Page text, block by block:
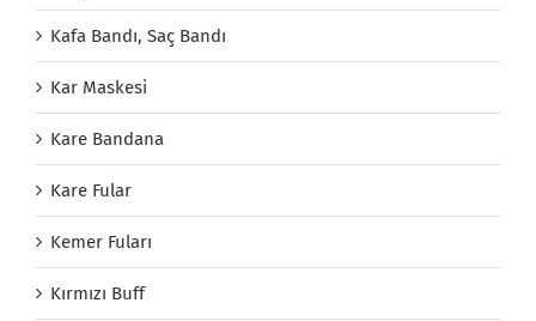
Kafa Bandı, Saç Bandı
Kar Maskesi
Kare Bandana
Kare Fular
Kemer Fuları
Kırmızı Buff